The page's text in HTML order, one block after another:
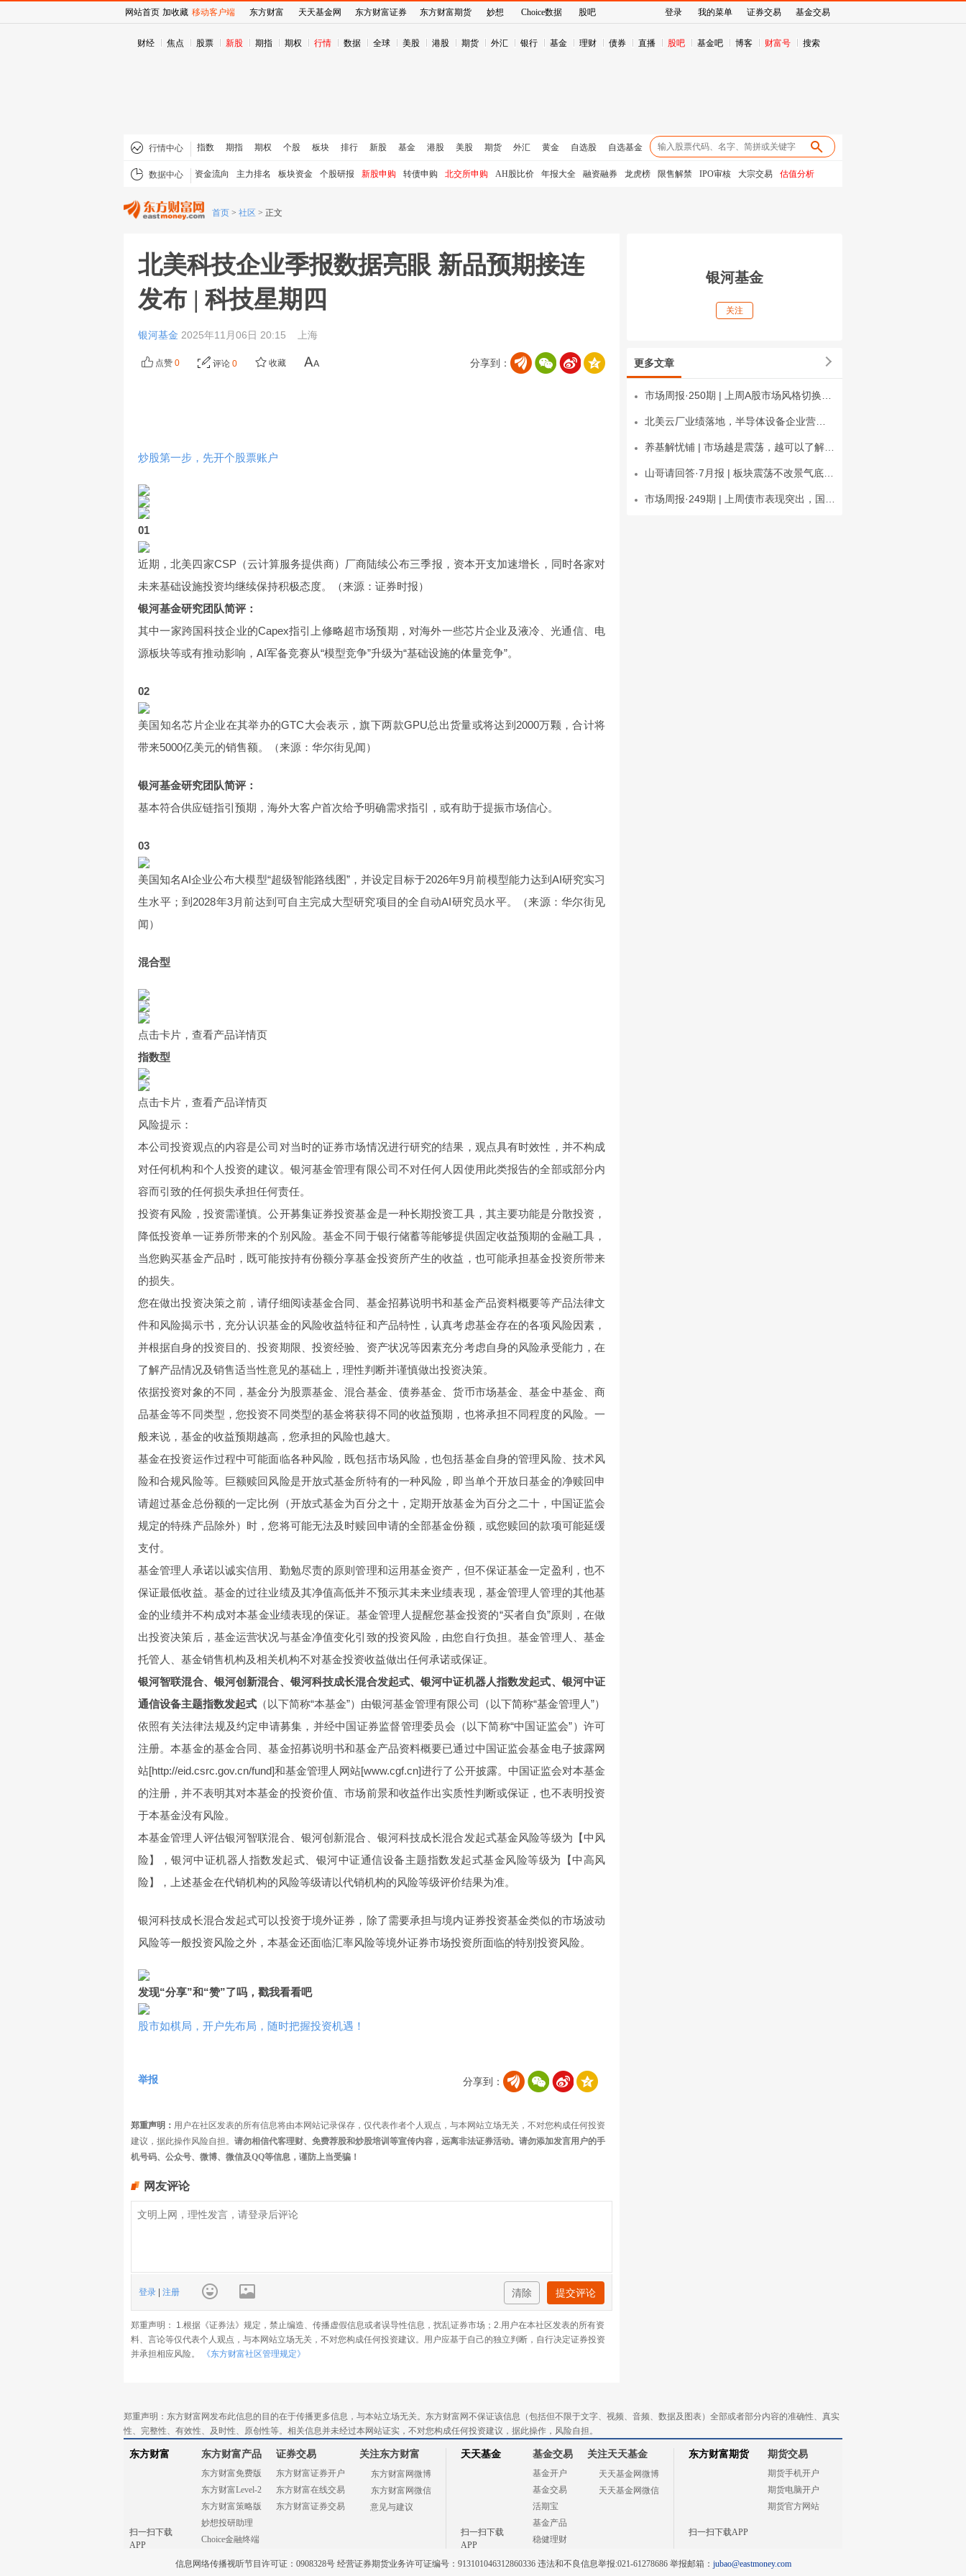
财经 焦点 股票 新股 期指 期权 行情 数据 全球 美股 港股 期货 外汇 银行 基金 理财 债券 直播 股吧 基金吧 博客 财富号 搜索
行情中心 指数 期指 期权 个股 板块 排行 新股 基金 港股 美股 期货 外汇 黄金 自选股 自选基金
数据中心 资金流向 主力排名 板块资金 个股研报 新股申购 转债申购 北交所申购 AH股比价 年报大全 融资融券 龙虎榜 限售解禁 IPO审核 大宗交易 估值分析
首页 > 社区 > 正文
北美科技企业季报数据亮眼 新品预期接连
发布 | 科技星期四
银河基金 2025年11月06日 20:15 上海
分享到：
点赞 0 评论 0 收藏
炒股第一步，先开个股票账户
01
近期，北美四家CSP（云计算服务提供商）厂商陆续公布三季报，资本开支加速增长，同时各家对
未来基础设施投资均继续保持积极态度。（来源：证券时报）
银河基金研究团队简评：
其中一家跨国科技企业的Capex指引上修略超市场预期，对海外一些芯片企业及液冷、光通信、电
源板块等或有推动影响，AI军备竞赛从“模型竞争”升级为“基础设施的体量竞争”。
02
美国知名芯片企业在其举办的GTC大会表示，旗下两款GPU总出货量或将达到2000万颗，合计将
带来5000亿美元的销售额。（来源：华尔街见闻）
银河基金研究团队简评：
基本符合供应链指引预期，海外大客户首次给予明确需求指引，或有助于提振市场信心。
03
美国知名AI企业公布大模型“超级智能路线图”，并设定目标于2026年9月前模型能力达到AI研究实习
生水平；到2028年3月前达到可自主完成大型研究项目的全自动AI研究员水平。（来源：华尔街见
闻）
混合型
点击卡片，查看产品详情页
指数型
点击卡片，查看产品详情页
风险提示：
本公司投资观点的内容是公司对当时的证券市场情况进行研究的结果，观点具有时效性，并不构成
对任何机构和个人投资的建议。银河基金管理有限公司不对任何人因使用此类报告的全部或部分内
容而引致的任何损失承担任何责任。
投资有风险，投资需谨慎。公开募集证券投资基金是一种长期投资工具，其主要功能是分散投资，
降低投资单一证券所带来的个别风险。基金不同于银行储蓄等能够提供固定收益预期的金融工具，
当您购买基金产品时，既可能按持有份额分享基金投资所产生的收益，也可能承担基金投资所带来
的损失。
您在做出投资决策之前，请仔细阅读基金合同、基金招募说明书和基金产品资料概要等产品法律文
件和风险揭示书，充分认识基金的风险收益特征和产品特性，认真考虑基金存在的各项风险因素，
并根据自身的投资目的、投资期限、投资经验、资产状况等因素充分考虑自身的风险承受能力，在
了解产品情况及销售适当性意见的基础上，理性判断并谨慎做出投资决策。
依据投资对象的不同，基金分为股票基金、混合基金、债券基金、货币市场基金、基金中基金、商
品基金等不同类型，您投资不同类型的基金将获得不同的收益预期，也将承担不同程度的风险。一
般来说，基金的收益预期越高，您承担的风险也越大。
基金在投资运作过程中可能面临各种风险，既包括市场风险，也包括基金自身的管理风险、技术风
险和合规风险等。巨额赎回风险是开放式基金所特有的一种风险，即当单个开放日基金的净赎回申
请超过基金总份额的一定比例（开放式基金为百分之十，定期开放基金为百分之二十，中国证监会
规定的特殊产品除外）时，您将可能无法及时赎回申请的全部基金份额，或您赎回的款项可能延缓
支付。
基金管理人承诺以诚实信用、勤勉尽责的原则管理和运用基金资产，但不保证基金一定盈利，也不
保证最低收益。基金的过往业绩及其净值高低并不预示其未来业绩表现，基金管理人管理的其他基
金的业绩并不构成对本基金业绩表现的保证。基金管理人提醒您基金投资的“买者自负”原则，在做
出投资决策后，基金运营状况与基金净值变化引致的投资风险，由您自行负担。基金管理人、基金
托管人、基金销售机构及相关机构不对基金投资收益做出任何承诺或保证。
银河智联混合、银河创新混合、银河科技成长混合发起式、银河中证机器人指数发起式、银河中证
通信设备主题指数发起式 （以下简称“本基金”）由银河基金管理有限公司（以下简称“基金管理人”）
依照有关法律法规及约定申请募集，并经中国证券监督管理委员会（以下简称“中国证监会”）许可
注册。本基金的基金合同、基金招募说明书和基金产品资料概要已通过中国证监会基金电子披露网
站[http://eid.csrc.gov.cn/fund]和基金管理人网站[www.cgf.cn]进行了公开披露。中国证监会对本基金
的注册，并不表明其对本基金的投资价值、市场前景和收益作出实质性判断或保证，也不表明投资
于本基金没有风险。
本基金管理人评估银河智联混合、银河创新混合、银河科技成长混合发起式基金风险等级为【中风
险】，银河中证机器人指数发起式、银河中证通信设备主题指数发起式基金风险等级为【中高风
险】，上述基金在代销机构的风险等级请以代销机构的风险等级评价结果为准。
银河科技成长混合发起式可以投资于境外证券，除了需要承担与境内证券投资基金类似的市场波动
风险等一般投资风险之外，本基金还面临汇率风险等境外证券市场投资所面临的特别投资风险。
发现“分享”和“赞”了吗，戳我看看吧
股市如棋局，开户先布局，随时把握投资机遇！
分享到：
举报
郑重声明： 用户在社区发表的所有信息将由本网站记录保存，仅代表作者个人观点，与本网站立场无关，不对您构成任何投资
建议，据此操作风险自担。 请勿相信代客理财、免费荐股和炒股培训等宣传内容，远离非法证券活动。请勿添加发言用户的手
机号码、公众号、微博、微信及QQ等信息，谨防上当受骗！
网友评论
登录 注册 清除 提交评论
郑重声明： 1.根据《证券法》规定，禁止编造、传播虚假信息或者误导性信息，扰乱证券市场；2.用户在本社区发表的所有资
料、言论等仅代表个人观点，与本网站立场无关，不对您构成任何投资建议。用户应基于自己的独立判断，自行决定证券投资
并承担相应风险。
《东方财富社区管理规定》
银河基金
关注
更多文章
郑重声明：东方财富网发布此信息的目的在于传播更多信息，与本站立场无关。东方财富网不保证该信息（包括但不限于文字、视频、音频、数据及图表）全部或者部分内容的准确性、真实
性、完整性、有效性、及时性、原创性等。相关信息并未经过本网站证实，不对您构成任何投资建议，据此操作，风险自担。
东方财富
扫一扫下载
APP
东方财富产品
东方财富免费版
东方财富Level-2
东方财富策略版
妙想投研助理
Choice金融终端
证券交易
东方财富证券开户
东方财富在线交易
东方财富证券交易
关注东方财富
东方财富网微博
东方财富网微信
意见与建议
天天基金
扫一扫下载
APP
基金交易
基金开户
基金交易
活期宝
基金产品
稳健理财
关注天天基金
天天基金网微博
天天基金网微信
东方财富期货
扫一扫下载APP
期货交易
期货手机开户
期货电脑开户
期货官方网站
信息网络传播视听节目许可证：0908328号 经营证券期货业务许可证编号：913101046312860336 违法和不良信息举报:021-61278686 举报邮箱： jubao@eastmoney.com
网站首页 加收藏 移动客户端 东方财富 天天基金网 东方财富证券 东方财富期货 妙想 Choice数据 股吧 登录 我的菜单 证券交易 基金交易